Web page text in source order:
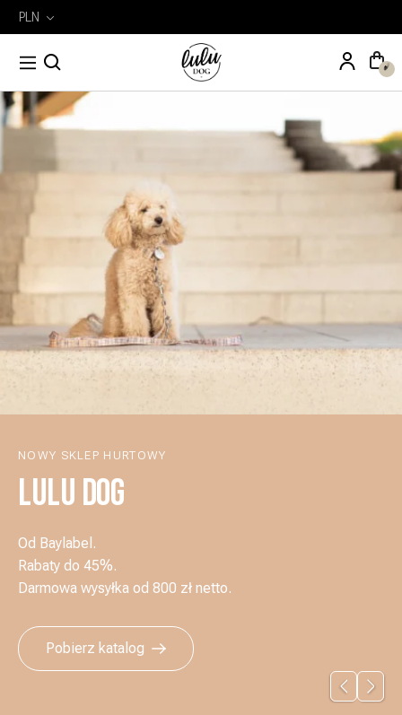
PLN
Wyszukiwarka
produktów
NOWY SKLEP HURTOWY
LULU DOG
Od Baylabel.
Rabaty do 45%.
Darmowa wysyłka od 800 zł netto.
Pobierz katalog